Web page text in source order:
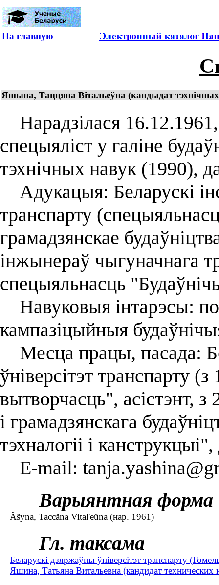
На главную
Яшына, Таццяна Вітальеўна (кандыдат
Нарадзілася
спецыяліст у галіне
тэхнічных навук (1990),
Адукацыя: Беларускі
транспарту
грамадзянскае
інжынераў чыгуначнага
спецыяльнасць
Навуковыя інтарэсы:
кампазіцыйныя
Месца працы, пасада:
ўніверсітэт транспарту
вытворчасць", асістэнт,
і грамадзянскага
тэхналогіі і
E-mail:
Варыянтная форма
Âšyna, Taccâna Vital'eŭna (нар. 1961)
Гл. таксама
Беларускі дзяржаўны ўніверсітэт транспарту
Яшина, Татьяна Витальевна (кандидат технических